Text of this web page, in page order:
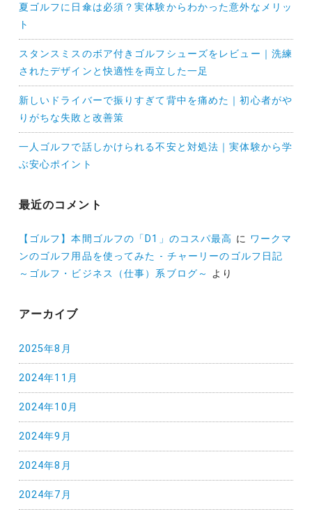
夏ゴルフに日傘は必須？実体験からわかった意外なメリッ
ト
スタンスミスのボア付きゴルフシューズをレビュー｜洗練
されたデザインと快適性を両立した一足
新しいドライバーで振りすぎて背中を痛めた｜初心者がや
りがちな失敗と改善策
一人ゴルフで話しかけられる不安と対処法｜実体験から学
ぶ安心ポイント
最近のコメント
【ゴルフ】本間ゴルフの「D1」のコスパ最高 に ワークマ
ンのゴルフ用品を使ってみた - チャーリーのゴルフ日記
～ゴルフ・ビジネス（仕事）系ブログ～ より
アーカイブ
2025年8月
2024年11月
2024年10月
2024年9月
2024年8月
2024年7月